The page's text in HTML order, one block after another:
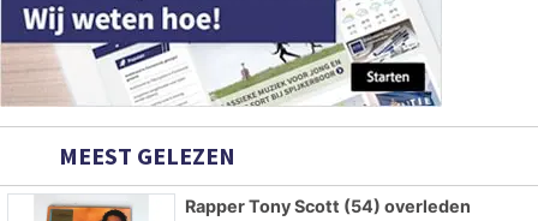
MEEST GELEZEN
Rapper Tony Scott (54) overleden